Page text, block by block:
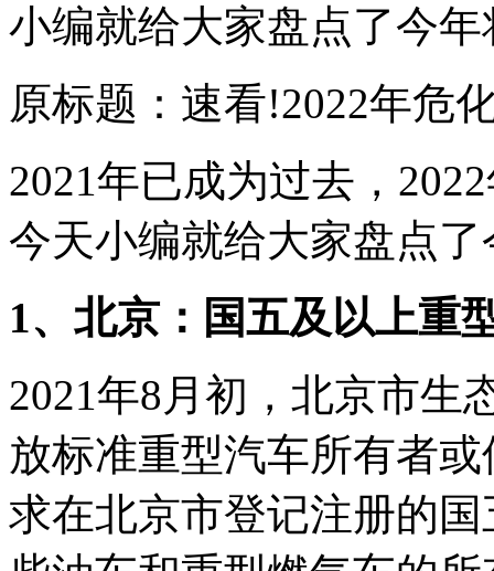
小编就给大家盘点了今年
原标题：速看!2022年危
2021年已成为过去，
今天小编就给大家盘点
1、北京：国五及以上重
2021年8月初，北京市生
放标准重型汽车所有者
求在北京市登记注册的